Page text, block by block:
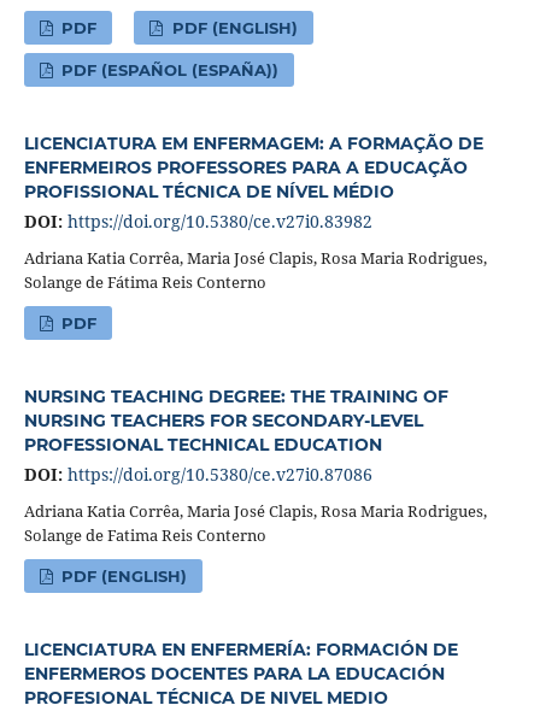
PDF PDF (ENGLISH)
PDF (ESPAÑOL (ESPAÑA))
LICENCIATURA EM ENFERMAGEM: A FORMAÇÃO DE
ENFERMEIROS PROFESSORES PARA A EDUCAÇÃO
PROFISSIONAL TÉCNICA DE NÍVEL MÉDIO
DOI: https://doi.org/10.5380/ce.v27i0.83982
Adriana Katia Corrêa, Maria José Clapis, Rosa Maria Rodrigues,
Solange de Fátima Reis Conterno
PDF
NURSING TEACHING DEGREE: THE TRAINING OF
NURSING TEACHERS FOR SECONDARY-LEVEL
PROFESSIONAL TECHNICAL EDUCATION
DOI: https://doi.org/10.5380/ce.v27i0.87086
Adriana Katia Corrêa, Maria José Clapis, Rosa Maria Rodrigues,
Solange de Fatima Reis Conterno
PDF (ENGLISH)
LICENCIATURA EN ENFERMERÍA: FORMACIÓN DE
ENFERMEROS DOCENTES PARA LA EDUCACIÓN
PROFESIONAL TÉCNICA DE NIVEL MEDIO